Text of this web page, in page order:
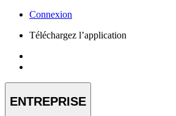
Connexion
Téléchargez l’application
ENTREPRISE